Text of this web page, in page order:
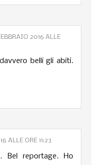
2016 ALLE
belli gli abiti.
ALLE ORE 11:23
Bel reportage. Ho